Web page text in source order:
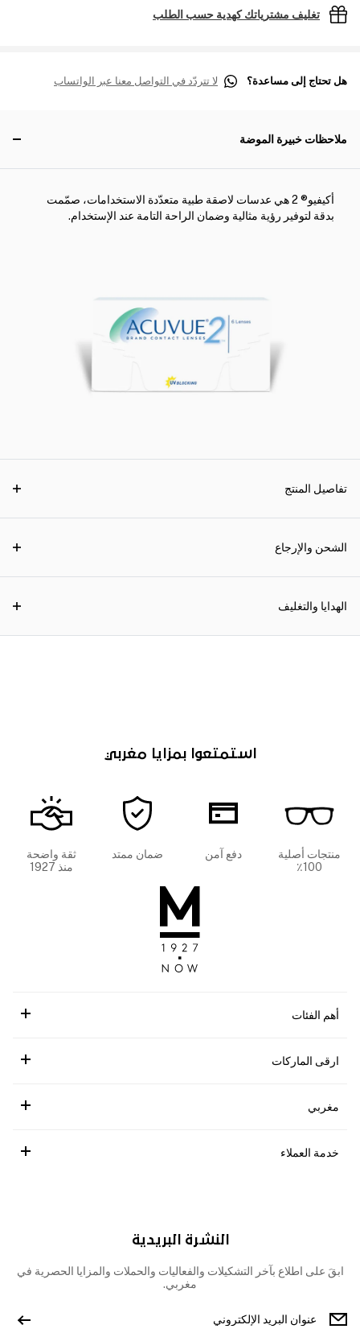
تغليف مشترياتك كهدية حسب الطلب
هل تحتاج إلى مساعدة؟ لا تتردّد في التواصل معنا عبر الواتساب
ملاحظات خبيرة الموضة
أكيفيو® 2 هي عدسات لاصقة طبية متعدّدة الاستخدامات، صمّمت
بدقة لتوفير رؤية مثالية وضمان الراحة التامة عند الإستخدام.
تفاصيل المنتج
الشحن والإرجاع
الهدايا والتغليف
استمتعوا بمزايا مغربي
منتجات أصلية
100٪
دفع آمن ضمان ممتد
ثقة واضحة
منذ 1927
أهم الفئات
ارقى الماركات
مغربي
خدمة العملاء
النشرة البريدية
ابقَ على اطلاع بآخر التشكيلات والفعاليات والحملات والمزايا الحصرية في
مغربي.